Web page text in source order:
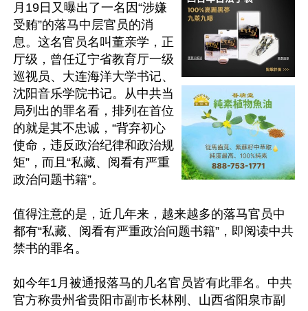
月19日又曝出了一名因“涉嫌
受贿”的落马中层官员的消
息。这名官员名叫董亲学，正
厅级，曾任辽宁省教育厅一级
巡视员、大连海洋大学书记、
沈阳音乐学院书记。从中共当
局列出的罪名看，排列在首位
的就是其不忠诚，“背弃初心
使命，违反政治纪律和政治规
矩”，而且“私藏、阅看有严重
政治问题书籍”。
值得注意的是，近几年来，越来越多的落马官员中
都有“私藏、阅看有严重政治问题书籍”，即阅读中共
禁书的罪名。
如今年1月被通报落马的几名官员皆有此罪名。中共
官方称贵州省贵阳市副市长林刚、山西省阳泉市副